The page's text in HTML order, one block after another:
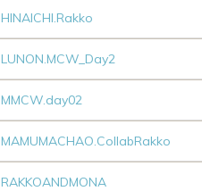
HINAICHI.Rakko
LUNON.MCW_Day2
MMCW.day02
MAMUMACHAO.CollabRakko
RAKKOANDMONA